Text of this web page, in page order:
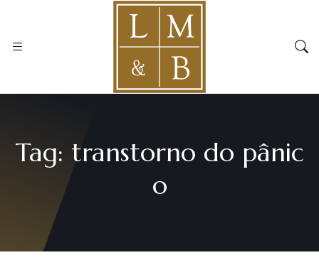
Tag: transtorno do pânic
o